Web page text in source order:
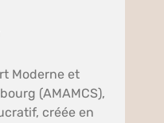
Moderne et
(AMAMCS),
créée en